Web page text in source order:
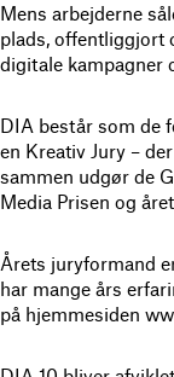
Mens arbejderne
plads, offentliggjort
digitale kampagner
DIA består som de
en Kreativ Jury –
sammen udgør de
Media Prisen og
Årets juryformand
har mange års
på hjemmesiden